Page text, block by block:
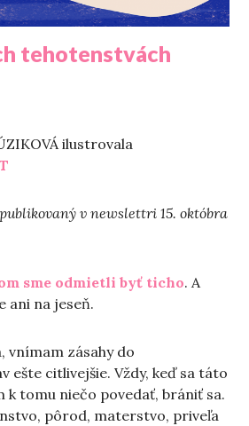
tehotenstvách
ilustrovala
v newslettri 15. októbra
sme odmietli byť ticho. A
ani na jeseň.
vnímam zásahy do
ešte citlivejšie. Vždy, keď sa táto
k tomu niečo povedať, brániť sa.
pôrod, materstvo, priveľa